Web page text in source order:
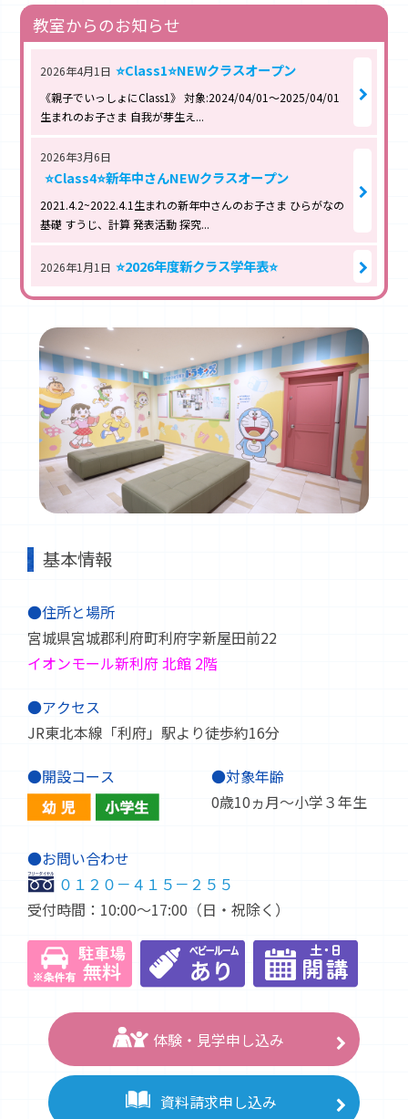
教室からのお知らせ
2026年4月1日 ⭐️Class1⭐️NEWクラスオープン
《親子でいっしょにClass1》 対象:2024/04/01〜2025/04/01
生まれのお子さま 自我が芽生え...
2026年3月6日
⭐️Class4⭐️新年中さんNEWクラスオープン
2021.4.2~2022.4.1生まれの新年中さんのお子さま ひらがなの
基礎 すうじ、計算 発表活動 探究...
2026年1月1日 ⭐️2026年度新クラス学年表⭐️
基本情報
●住所と場所
宮城県宮城郡利府町利府字新屋田前22
イオンモール新利府 北館 2階
●アクセス
JR東北本線「利府」駅より徒歩約16分
●開設コース
●対象年齢
0歳10ヵ月～小学３年生
●お問い合わせ
０１２０－４１５－２５５
受付時間：10:00～17:00（日・祝除く）
体験・見学申し込み
資料請求申し込み